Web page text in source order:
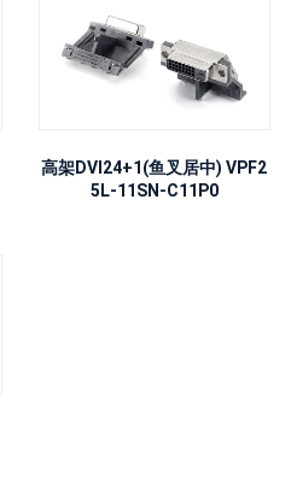
高架DVI24+1(鱼叉居中) VPF2
5L-11SN-C11P0